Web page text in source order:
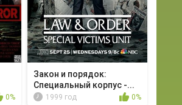
0%
Закон и порядок:
Специальный корпус -...
1999 год 0%